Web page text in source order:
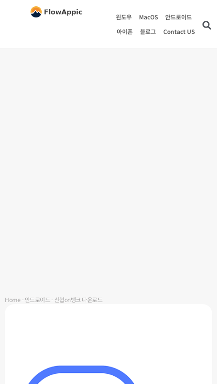
윈도우 MacOS
안드로이드
아이폰
블로그 Contact US
Home-안드로이드-신협on뱅크 다운로드